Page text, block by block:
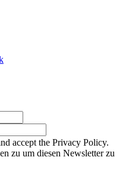
accept the Privacy Policy.
zu um diesen Newsletter zu